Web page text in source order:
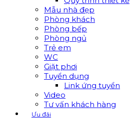
Mẫu nhà đẹp
Phòng khách
Phòng bếp
Phòng ngủ
Trẻ em
WC
Giặt phơi
Tuyển dụng
Link ứng tuyển
Video
Tư vấn khách hàng
Ưu đãi